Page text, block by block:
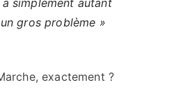
un gros problème »
exactement ?